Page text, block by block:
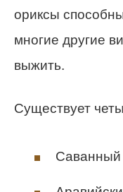
ориксы
многие другие
выжить.
Существует
Саванный